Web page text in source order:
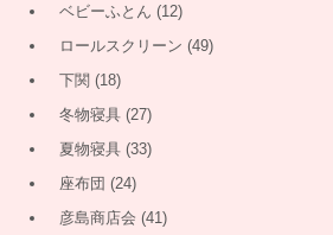
ベビーふとん (12)
ロールスクリーン (49)
下関 (18)
冬物寝具 (27)
夏物寝具 (33)
座布団 (24)
彦島商店会 (41)